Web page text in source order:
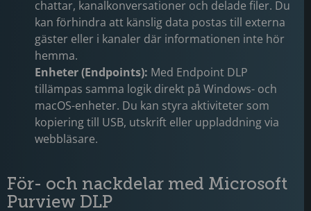
chattar, kanalkonversationer och delade filer. Du
kan förhindra att känslig data postas till externa
gäster eller i kanaler där informationen inte hör
hemma.
Enheter (Endpoints): Med Endpoint DLP
tillämpas samma logik direkt på Windows- och
macOS-enheter. Du kan styra aktiviteter som
kopiering till USB, utskrift eller uppladdning via
webbläsare.
För- och nackdelar med Microsoft
Purview DLP